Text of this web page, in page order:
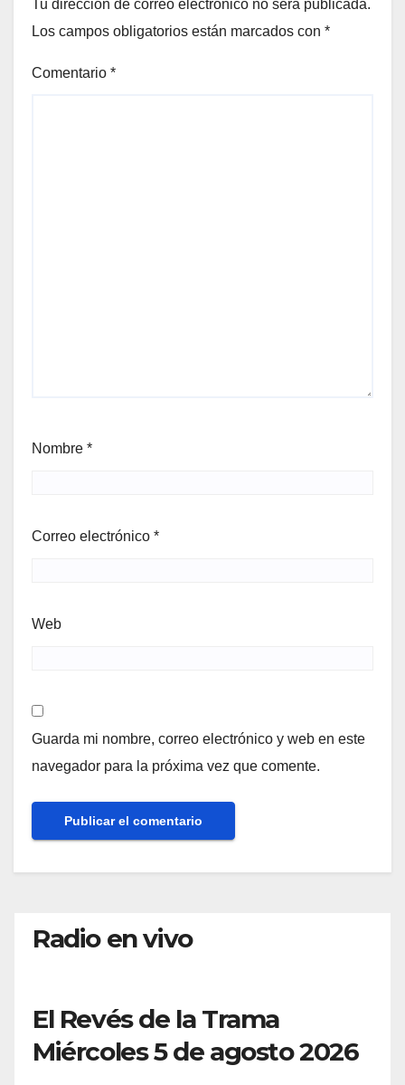
Tu dirección de correo electrónico no será publicada.
Los campos obligatorios están marcados con *
Comentario *
Nombre *
Correo electrónico *
Web
Guarda mi nombre, correo electrónico y web en este
navegador para la próxima vez que comente.
Radio en vivo
El Revés de la Trama
Miércoles 5 de agosto 2026